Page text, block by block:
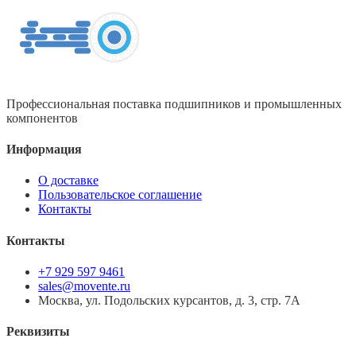
Профессиональная поставка подшипников и промышленных
компонентов
Информация
О доставке
Пользовательское соглашение
Контакты
Контакты
+7 929 597 9461
sales@movente.ru
Москва, ул. Подольских курсантов, д. 3, стр. 7А
Реквизиты